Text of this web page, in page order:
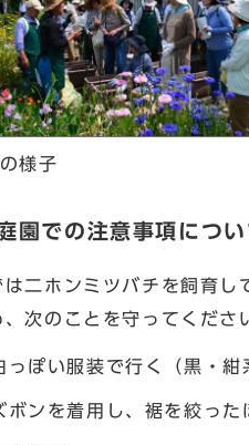
様子
園での注意事項につい
は二ホンミツバチを飼育
、次のことを守ってくださ
っぽい服装で行く（黒・紺
ボンを着用し、裾を絞った